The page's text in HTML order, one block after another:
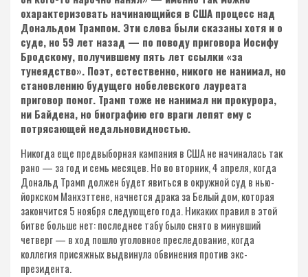
охарактеризовать начинающийся в США процесс над
Дональдом Трампом. Эти слова были сказаны хотя и о
суде, но 59 лет назад — по поводу приговора Иосифу
Бродскому, получившему пять лет ссылки «за
тунеядство». Поэт, естественно, никого не нанимал, но
становлению будущего нобелевского лауреата
приговор помог. Трамп тоже не нанимал ни прокурора,
ни Байдена, но биографию его враги лепят ему с
потрясающей недальновидностью.
Никогда еще предвыборная кампания в США не начиналась так
рано — за год и семь месяцев. Но во вторник, 4 апреля, когда
Дональд Трамп должен будет явиться в окружной суд в нью-
йоркском Манхэттене, начнется драка за Белый дом, которая
закончится 5 ноября следующего года. Никаких правил в этой
битве больше нет: последнее табу было снято в минувший
четверг — в ход пошло уголовное преследование, когда
коллегия присяжных выдвинула обвинения против экс-
президента.